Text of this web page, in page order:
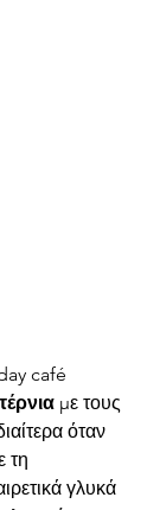
café
με τους
όταν
τη
γλυκά